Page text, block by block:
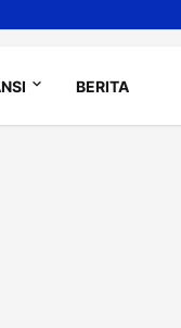
BERITA